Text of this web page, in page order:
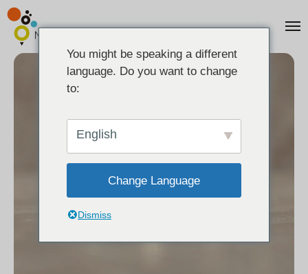
You might be speaking a different
language. Do you want to change
to:
English
Change Language
Dismiss